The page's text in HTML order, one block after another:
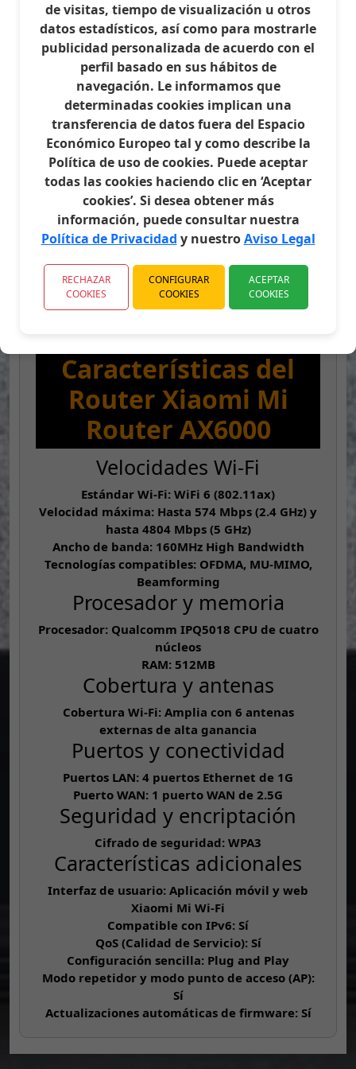
🌐 El AX6000 también incorpora tecnología
OFDMA y MU-MIMO para una conexión más
estable y eficiente, reduciendo la interferencia
y mejorando el rendimiento general de la red.
Con capacidad para conectar hasta 248
dispositivos simultáneamente, es perfecto
para hogares con alta demanda de
conectividad.
👨‍💻 Los usuarios de tecnología apreciarán las
funciones avanzadas del AX6000, como el
control parental y el monitoreo en tiempo real
a través de la aplicación Xiaomi Mi Wi-Fi,
disponible para Android e iOS.
💡 No te pierdas la oportunidad de optimizar
disponible a un precio asequible. ¡Experimenta
la diferencia que Xiaomi puede ofrecer!
Características del
Router Xiaomi Mi
Router AX6000
Velocidades Wi-Fi
Estándar Wi-Fi: WiFi 6 (802.11ax)
Velocidad máxima: Hasta 574 Mbps (2.4 GHz) y
hasta 4804 Mbps (5 GHz)
Ancho de banda: 160MHz High Bandwidth
Tecnologías compatibles: OFDMA, MU-MIMO,
Beamforming
Procesador y memoria
Procesador: Qualcomm IPQ5018 CPU de cuatro
núcleos
RAM: 512MB
Cobertura y antenas
Cobertura Wi-Fi: Amplia con 6 antenas
externas de alta ganancia
Puertos y conectividad
Puertos LAN: 4 puertos Ethernet de 1G
Puerto WAN: 1 puerto WAN de 2.5G
Seguridad y encriptación
Cifrado de seguridad: WPA3
Características adicionales
Interfaz de usuario: Aplicación móvil y web
Xiaomi Mi Wi-Fi
Compatible con IPv6: Sí
QoS (Calidad de Servicio): Sí
Configuración sencilla: Plug and Play
Modo repetidor y modo punto de acceso (AP):
Sí
Actualizaciones automáticas de firmware: Sí
de visitas, tiempo de visualización u otros
datos estadísticos, así como para mostrarle
publicidad personalizada de acuerdo con el
perfil basado en sus hábitos de
navegación. Le informamos que
determinadas cookies implican una
transferencia de datos fuera del Espacio
Económico Europeo tal y como describe la
Política de uso de cookies. Puede aceptar
todas las cookies haciendo clic en ‘Aceptar
cookies’. Si desea obtener más
información, puede consultar nuestra
Política de Privacidad y nuestroAviso Legal
RECHAZAR
COOKIES
CONFIGURAR
COOKIES
ACEPTAR
COOKIES